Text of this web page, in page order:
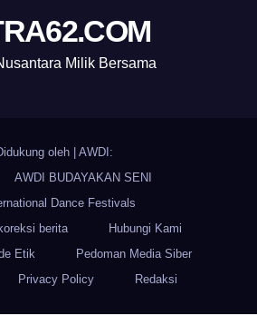
Milik Bersama
oleh
AWDI:
AWDI BUDAYAKAN SENI
Dance Festivals
berita
Hubungi Kami
Etik
Pedoman Media Siber
Privacy Policy Redaksi